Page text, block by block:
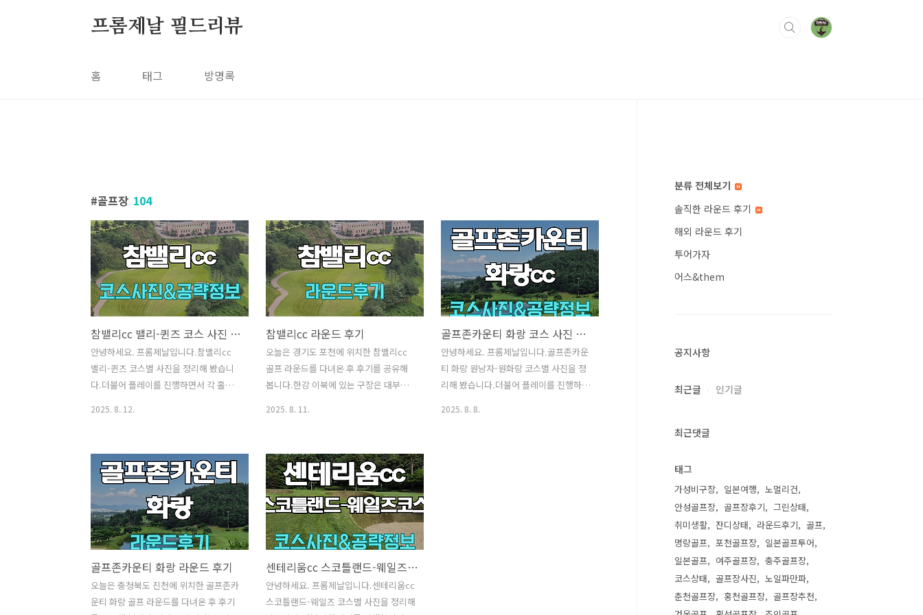
프롬제날 필드리뷰
홈 태그 방명록
골프장 104
참밸리cc 밸리-퀸즈 코스 사진 및 공략 정보
안녕하세요. 프롬제날입니다.참밸리cc
밸리-퀸즈 코스별 사진을 정리해 봤습니
다.더불어 플레이를 진행하면서 각 홀별
대 중반 남자 - 핸디 : +11 - 구질 : 드로우
- 드라이버 거리 : Carry 230m - 7번 아이
언 거리 : Carry 150m - 사용 티잉구역 :
화이트티 코스 사진 및 공략 지점 밸리 코
스로 시작합니다. 밸리 코스 1번 홀 /
Par4좌도그렉 내리막 홀입니다.에이밍
포인트는 티샷 클럽에 따라 다를 것 같네
요.벙커 초입 세컨샷 지점. 밸리 코스 2번
홀 / Par4티샷은 코스 중앙 우측이 안전합
니다.잔디결로 중앙이 보기 좋게 구분되
2025. 8. 12.
참밸리cc 라운드 후기
오늘은 경기도 포천에 위치한 참밸리cc
골프 라운드를 다녀온 후 후기를 공유해
봅니다.한강 이북에 있는 구장은 대부분
리해 보겠습니다. 라운드 정보[ 참밸리cc
밸리-퀸즈 코스] - 라운드 일자 : 2025년 8
월 8일 - Tee off time 13:13 - 그린피 9
만 - 카트비 10만 (2.5만/인) - 캐디피 15
만 (3.75만/인) -> 인당 15.25만 Bad ~
Soso 티잉구역 상태파 3 : 잔디와 매트 비
율 5:5, 상태는 둘 다 좋지 못합니다.파 4,
5 : 대부분 잔디에서 티샷 가능했고, 세 홀
정도 매트사용. 컨디션은 홀별로 차이가
큽니다. 평탄화 상태..
2025. 8. 11.
골프존카운티 화랑 코스 사진 및 공략 정보
안녕하세요. 프롬제날입니다.골프존카운
티 화랑 원낭자-원화랑 코스별 사진을 정
리해 봤습니다.더불어 플레이를 진행하면
2025. 8. 8.
골프존카운티 화랑 라운드 후기
오늘은 충청북도 진천에 위치한 골프존카
운티 화랑 골프 라운드를 다녀온 후 후기
센테리움cc 스코틀랜드-웨일즈 코스 사진 및 공략 정보
안녕하세요. 프롬제날입니다.센테리움cc
스코틀랜드-웨일즈 코스별 사진을 정리해
분류 전체보기
솔직한 라운드 후기
해외 라운드 후기
투어가자
어스&them
공지사항
최근글 인기글
최근댓글
태그
가성비구장 일본여행
노멀리건
안성골프장
골프장후기
그린상태
취미생활
잔디상태 라운드후기
골프
명랑골프
포천골프장
일본골프투어
일본골프
여주골프장
충주골프장
코스상태
골프장사진
노일파만파
춘천골프장
홍천골프장
골프장추천